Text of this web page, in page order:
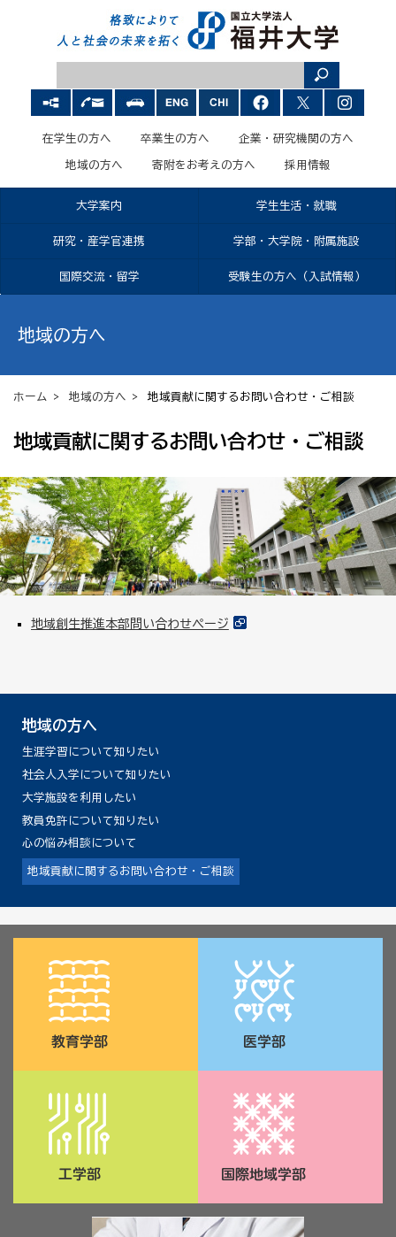
在学生の方へ 卒業生の方へ 企業・研究機関の方へ
地域の方へ 寄附をお考えの方へ 採用情報
大学案内 学生生活・就職
研究・産学官連携 学部・大学院・附属施設
国際交流・留学 受験生の方へ（入試情報）
地域の方へ
ホーム > 地域の方へ > 地域貢献に関するお問い合わせ・ご相談
地域貢献に関するお問い合わせ・ご相談
地域創生推進本部問い合わせページ
地域の方へ
生涯学習について知りたい
社会人入学について知りたい
大学施設を利用したい
教員免許について知りたい
心の悩み相談について
地域貢献に関するお問い合わせ・ご相談